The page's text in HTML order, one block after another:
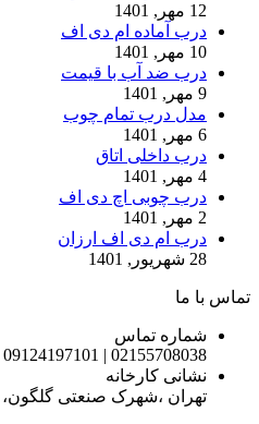
12 مهر, 1401
درب آماده ام دی اف
10 مهر, 1401
درب ضد آب با قیمت
9 مهر, 1401
مدل درب تمام چوب
6 مهر, 1401
درب داخلی اتاق
4 مهر, 1401
درب چوبی اچ دی اف
2 مهر, 1401
درب ام دی اف ارزان
28 شهریور, 1401
تماس با ما
شماره تماس
02155708038 | 09124197101
نشانی کارخانه
تهران ،شهرک صنعتی گلگون،